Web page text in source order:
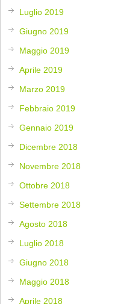
Luglio 2019
Giugno 2019
Maggio 2019
Aprile 2019
Marzo 2019
Febbraio 2019
Gennaio 2019
Dicembre 2018
Novembre 2018
Ottobre 2018
Settembre 2018
Agosto 2018
Luglio 2018
Giugno 2018
Maggio 2018
Aprile 2018